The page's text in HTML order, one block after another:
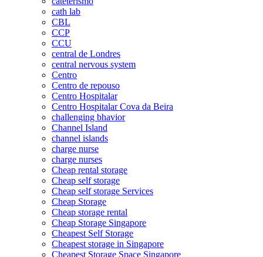
cath lab
CBL
CCP
CCU
central de Londres
central nervous system
Centro
Centro de repouso
Centro Hospitalar
Centro Hospitalar Cova da Beira
challenging bhavior
Channel Island
channel islands
charge nurse
charge nurses
Cheap rental storage
Cheap self storage
Cheap self storage Services
Cheap Storage
Cheap storage rental
Cheap Storage Singapore
Cheapest Self Storage
Cheapest storage in Singapore
Cheapest Storage Space Singapore